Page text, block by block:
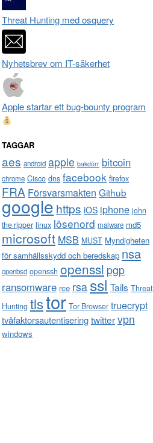
Threat Hunting med osquery
Nyhetsbrev om IT-säkerhet
Apple startar ett bug-bounty program
TAGGAR
aes android apple bakdörr bitcoin
chrome Cisco dns facebook firefox
FRA Försvarsmakten Github
google https iOS iphone john
the ripper linux lösenord malware md5
microsoft MSB MUST Myndigheten
för samhällsskydd och beredskap nsa
openbsd openssh openssl pgp
ransomware rce rsa ssl Tails Threat
Hunting tlstor Tor Browser truecrypt
tvåfaktorsautentiseringtwittervpn
windows